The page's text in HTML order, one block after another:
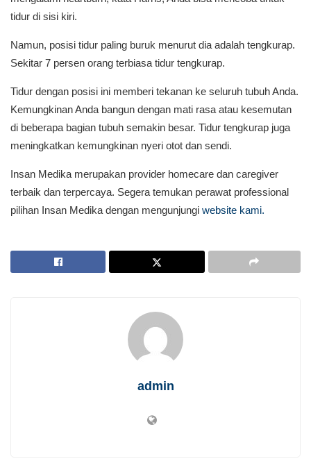
tidur di sisi kiri.
Namun, posisi tidur paling buruk menurut dia adalah tengkurap.
Sekitar 7 persen orang terbiasa tidur tengkurap.
Tidur dengan posisi ini memberi tekanan ke seluruh tubuh Anda.
Kemungkinan Anda bangun dengan mati rasa atau kesemutan
di beberapa bagian tubuh semakin besar. Tidur tengkurap juga
meningkatkan kemungkinan nyeri otot dan sendi.
Insan Medika merupakan provider homecare dan caregiver
terbaik dan terpercaya. Segera temukan perawat professional
pilihan Insan Medika dengan mengunjungi website kami.
admin